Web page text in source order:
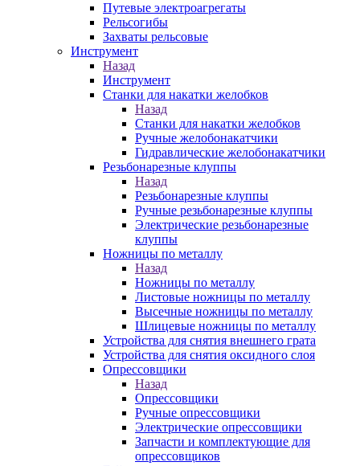
Путевые электроагрегаты
Рельсогибы
Захваты рельсовые
Инструмент
Назад
Инструмент
Станки для накатки желобков
Назад
Станки для накатки желобков
Ручные желобонакатчики
Гидравлические желобонакатчики
Резьбонарезные клуппы
Назад
Резьбонарезные клуппы
Ручные резьбонарезные клуппы
Электрические резьбонарезные
клуппы
Ножницы по металлу
Назад
Ножницы по металлу
Листовые ножницы по металлу
Высечные ножницы по металлу
Шлицевые ножницы по металлу
Устройства для снятия внешнего грата
Устройства для снятия оксидного слоя
Опрессовщики
Назад
Опрессовщики
Ручные опрессовщики
Электрические опрессовщики
Запчасти и комплектующие для
опрессовщиков